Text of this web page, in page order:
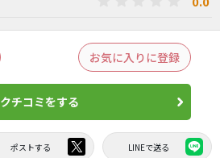
お気に入りに登録
クチコミをする
ポストする LINEで送る